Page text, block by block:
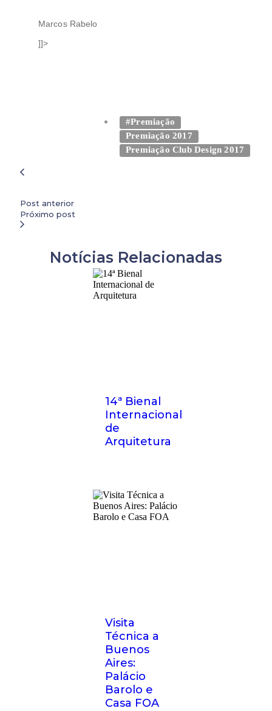
Marcos Rabelo
]]>
#Premiação
Premiação 2017
Premiação Club Design 2017
Post anterior
Próximo post
Notícias Relacionadas
14ª Bienal
Internacional
de
Arquitetura
Visita
Técnica a
Buenos
Aires:
Palácio
Barolo e
Casa FOA